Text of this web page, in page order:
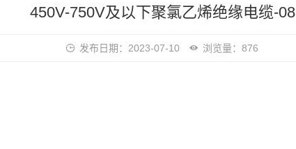
450V-750V及以下聚氯乙烯绝缘电缆-08
发布日期：2023-07-10 浏览量：876